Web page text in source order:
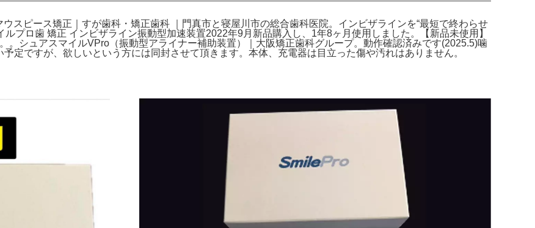
スピース矯正｜すが歯科・矯正歯科 ｜門真市と寝屋川市の総合歯科医院。インビザラインを“最短で終わらせ
プロ歯 矯正 インビザライン振動型加速装置2022年9月新品購入し、1年8ヶ月使用しました。【新品未使用】
。シュアスマイルVPro（振動型アライナー補助装置）｜大阪矯正歯科グループ。動作確認済みです(2025.5)噛
定ですが、欲しいという方には同封させて頂きます。本体、充電器は目立った傷や汚れはありません。